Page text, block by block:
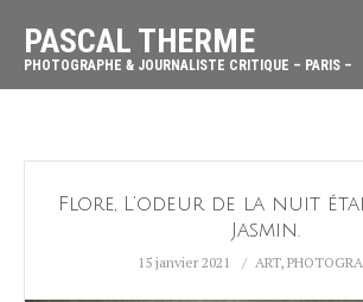
PASCAL THERME
PHOTOGRAPHE & JOURNALISTE CRITIQUE – PARIS –
Flore, L’odeur de la nuit
Jasmin.
15 janvier 2021 ART,